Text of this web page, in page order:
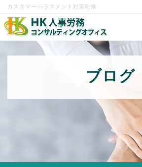
カスタマーハラスメント対策研修
ブログ